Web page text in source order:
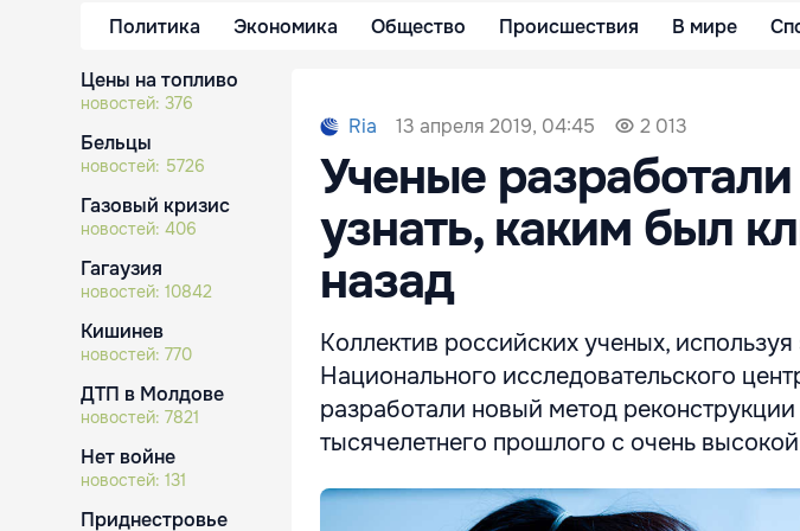
Политика Экономика Общество Происшествия В мире
Цены на топливо
новостей: 376
Бельцы
новостей: 5726
Газовый кризис
новостей: 406
Гагаузия
новостей: 10842
Кишинев
новостей: 770
ДТП в Молдове
новостей: 7821
Нет войне
новостей: 131
Приднестровье
Ria 13 апреля 2019, 04:45 2 013
Ученые
узнать, каким был
назад
Коллектив российских ученых,
Национального исследовательского
разработали новый метод
тысячелетнего прошлого с очень